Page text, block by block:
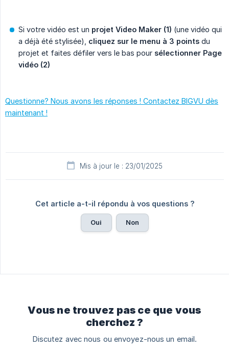
Si votre vidéo est un projet Video Maker (1) (une vidéo qui
a déjà été stylisée), cliquez sur le menu à 3 points du
projet et faites défiler vers le bas pour sélectionner Page
vidéo (2)
Questionne? Nous avons les réponses ! Contactez BIGVU dès
maintenant !
Mis à jour le : 23/01/2025
Cet article a-t-il répondu à vos questions ?
Oui Non
Vous ne trouvez pas ce que vous
cherchez ?
Discutez avec nous ou envoyez-nous un email.